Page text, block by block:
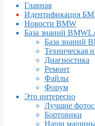
навигации
Главная
Идентификация
Новости BMW
База знаний
База знаний
Техническая
Диагностика
Ремонт
Файлы
Форум
Это интересно
Лучшие
Бортовики
Наши